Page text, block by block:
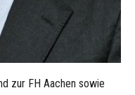
zur FH Aachen sowie